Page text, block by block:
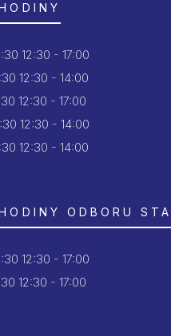
12:30 - 17:00
12:30 - 14:00
12:30 - 17:00
12:30 - 14:00
12:30 - 14:00
ODBORU
12:30 - 17:00
12:30 - 17:00